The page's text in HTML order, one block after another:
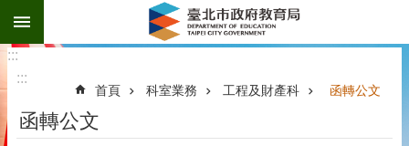
跳到主要內容區塊
:::
:::
首頁 科室業務 工程及財產科 函轉公文
函轉公文